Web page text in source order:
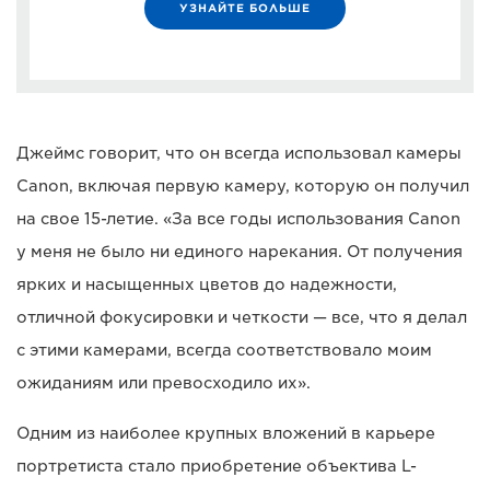
УЗНАЙТЕ БОЛЬШЕ
Джеймс говорит, что он всегда использовал камеры
Canon, включая первую камеру, которую он получил
на свое 15-летие. «За все годы использования Canon
у меня не было ни единого нарекания. От получения
ярких и насыщенных цветов до надежности,
отличной фокусировки и четкости — все, что я делал
с этими камерами, всегда соответствовало моим
ожиданиям или превосходило их».
Одним из наиболее крупных вложений в карьере
портретиста стало приобретение объектива L-